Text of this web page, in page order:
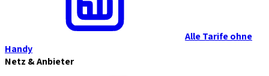
Alle Tarife ohne
Handy
Netz & Anbieter